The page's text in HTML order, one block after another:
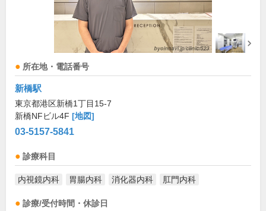
所在地・電話番号
新橋駅
東京都港区新橋1丁目15-7
新橋NFビル4F [地図]
03-5157-5841
診療科目
内視鏡内科 胃腸内科 消化器内科 肛門内科
診療/受付時間・休診日